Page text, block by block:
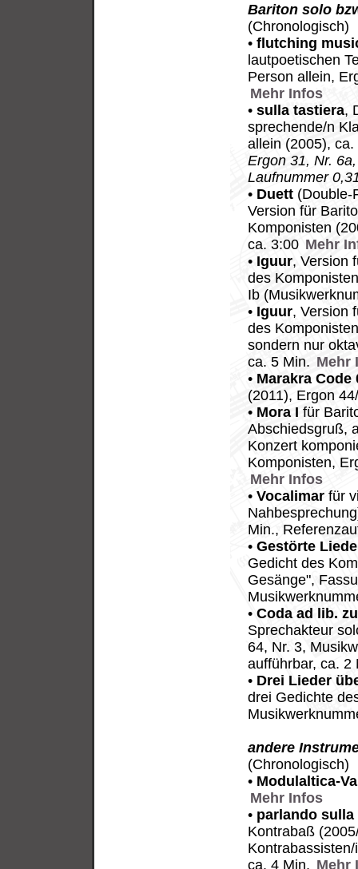
Bariton solo
(Chronologisch)
•flutching
lautpoetischen
Person allein,
Mehr Infos
•sulla tastiera,
sprechende/n
allein (2005), ca.
Ergon 31, Nr.
Laufnummer
• Duett (Double-
Version für
Komponisten
ca. 3:00 Mehr
• Iguur, Version
des
Ib
• Iguur, Version
des
sondern nur
ca. 5 Min. Mehr
• Marakra Code
(2011), Ergon
• Mora I für
Abschiedsgruß,
Konzert
Komponisten,
Mehr Infos
•Vocalimar für
Min.,
•Gestörte
Gedicht des
Gesänge",
•Coda ad lib.
Sprechakteur
64, Nr. 3,
aufführbar, ca. 2
• Drei Lieder
drei Gedichte
andere
(Chronologisch)
• Modulaltica-
Mehr Infos
• parlando
Kontrabaß
ca. 4 Min. Mehr